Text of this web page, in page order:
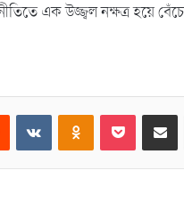
এক উজ্জ্বল নক্ষত্র হয়ে